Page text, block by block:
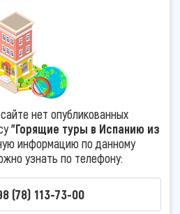
нет опубликованных
"Горящие туры в Испанию из
информацию по данному
узнать по телефону:
(78) 113-73-00